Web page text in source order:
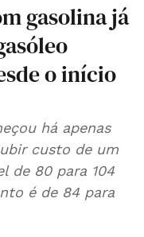
gasolina já
o início
há apenas
custo de um
de 80 para 104
é de 84 para